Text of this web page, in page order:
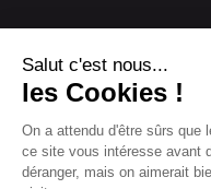
En savoir plus sur nous
Nos engagements
Informations